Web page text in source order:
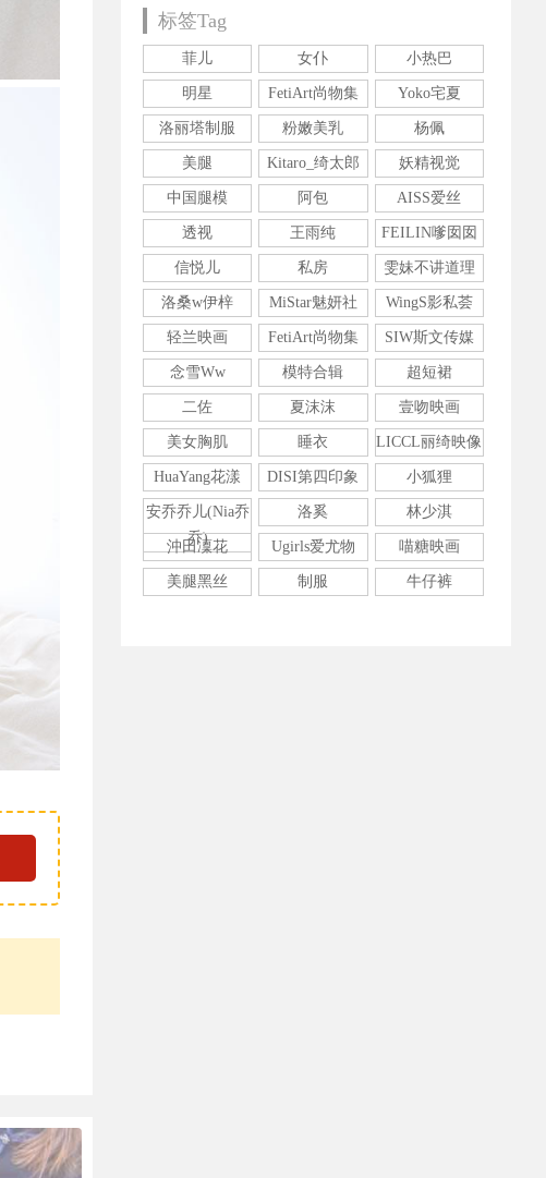
12。[YITUYU艺图语]青春不散场
丹婷 [30P99MB]
No.2526【软软roro】原创摄
影真实摄影网址模特大全
14。[YITUYU艺图语]天涯过客 卓
煜茜 [26P145MB]
[微密圈]白鹿287P19V生图美
女图集素材
16。
[YITUYU艺图语]樱落
[30P491MB]
标签Tag
菲儿 女仆 小热巴
明星 FetiArt尚物集 Yoko宅夏
洛丽塔制服 粉嫩美乳 杨佩
美腿 Kitaro_绮太郎 妖精视觉
中国腿模 阿包 AISS爱丝
透视 王雨纯 FEILIN嗲囡囡
信悦儿 私房 雯妹不讲道理
洛桑w伊梓 MiStar魅妍社 WingS影私荟
轻兰映画 FetiArt尚物集 SIW斯文传媒
念雪Ww 模特合辑 超短裙
二佐 夏沫沫 壹吻映画
美女胸肌 睡衣 LICCL丽绮映像
HuaYang花漾 DISI第四印象 小狐狸
安乔乔儿(Nia乔
乔)
洛奚 林少淇
沖田凜花 Ugirls爱尤物 喵糖映画
美腿黑丝 制服 牛仔裤